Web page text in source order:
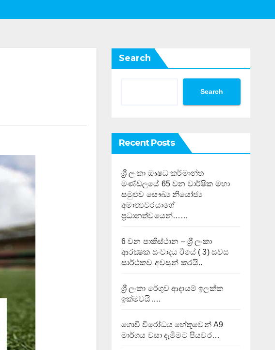
Search
Search
Recent Posts
ශ්‍රී ලංකා ඖෂධ කර්මාන්ත
මණ්ඩලයේ 65 වන වාර්ෂික මහා
සමුළුව සෞඛ්‍ය නියෝජ්‍ය
අමාත්‍යවරයාගේ
ප්‍රධානත්වයෙන්……
6 වන පාකිස්ථාන – ශ්‍රී ලංකා
ආරක්‍ෂක සංවාදය ඊයේ ( 3) සවස
සාර්ථකව අවසන් කරයි..
ශ්‍රී ලංකා රේගුව ආදායම් ඉලක්ක
ඉක්මවයි….
ගොවි විරෝධය හේතුවෙන් A9
මාර්ගය වසා දැමිමට පියවර…